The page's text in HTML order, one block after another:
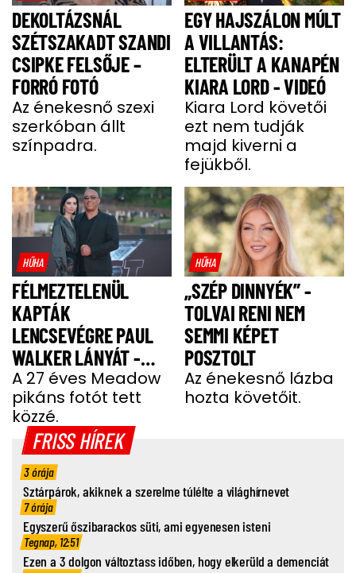
DEKOLTÁZSNÁL
SZÉTSZAKADT SZANDI
CSIPKE FELSŐJE –
FORRÓ FOTÓ
Az énekesnő szexi
szerkóban állt
színpadra.
EGY HAJSZÁLON MÚLT
A VILLANTÁS:
ELTERÜLT A KANAPÉN
KIARA LORD - VIDEÓ
Kiara Lord követői
ezt nem tudják
majd kiverni a
fejükből.
HŰHA
FÉLMEZTELENÜL
KAPTÁK
LENCSEVÉGRE PAUL
WALKER LÁNYÁT -
FOTÓ
A 27 éves Meadow
pikáns fotót tett
közzé.
HŰHA
„SZÉP DINNYÉK” -
TOLVAI RENI NEM
SEMMI KÉPET
POSZTOLT
Az énekesnő lázba
hozta követőit.
FRISS HÍREK
3 órája
Sztárpárok, akiknek a szerelme túlélte a világhírnevet
7 órája
Egyszerű őszibarackos süti, ami egyenesen isteni
Tegnap, 12:51
Ezen a 3 dolgon változtass időben, hogy elkerüld a demenciát